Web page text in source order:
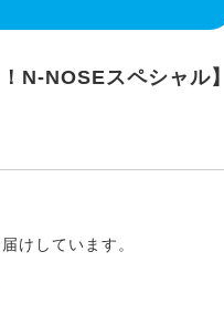
N-NOSEスペシャル】
けしています。